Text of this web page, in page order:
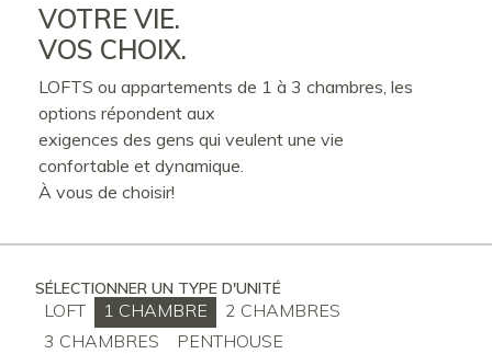
VOTRE VIE.
VOS CHOIX.
LOFTS ou appartements de 1 à 3 chambres, les
options répondent aux
exigences des gens qui veulent une vie
confortable et dynamique.
À vous de choisir!
SÉLECTIONNER UN TYPE D'UNITÉ
LOFT 1 CHAMBRE
2 CHAMBRES
3 CHAMBRES
PENTHOUSE